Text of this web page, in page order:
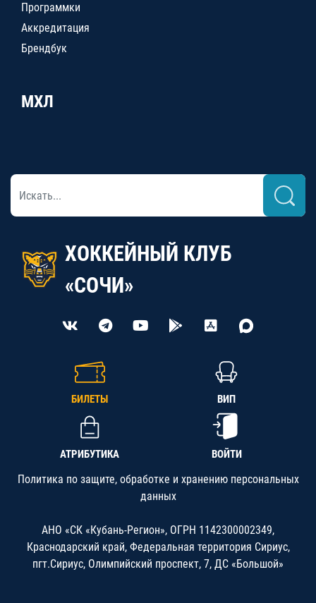
Программки
Аккредитация
Брендбук
МХЛ
ХОККЕЙНЫЙ КЛУБ
«СОЧИ»
БИЛЕТЫ ВИП
АТРИБУТИКА ВОЙТИ
Политика по защите, обработке и хранению персональных
данных
АНО «СК «Кубань-Регион», ОГРН 1142300002349,
Краснодарский край, Федеральная территория Сириус,
пгт.Сириус, Олимпийский проспект, 7, ДС «Большой»